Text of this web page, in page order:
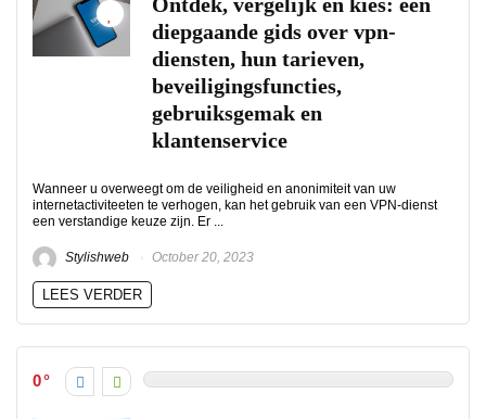
Ontdek, vergelijk en kies: een
diepgaande gids over vpn-
diensten, hun tarieven,
beveiligingsfuncties,
gebruiksgemak en
klantenservice
Wanneer u overweegt om de veiligheid en anonimiteit van uw
internetactiviteeten te verhogen, kan het gebruik van een VPN-dienst
een verstandige keuze zijn. Er ...
Stylishweb October 20, 2023
LEES VERDER
0